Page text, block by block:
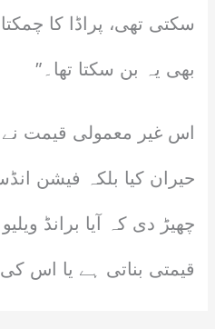
سکتی تھی، پراڈا کا
بھی یہ بن سکتا تھا۔”
اس غیر معمولی قیمت
حیران کیا بلکہ فیشن
چھیڑ دی کہ آیا برانڈ
قیمتی بناتی ہے یا اس